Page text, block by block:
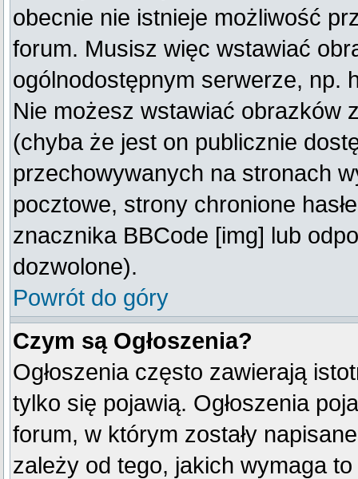
obecnie nie istnieje możliwość
forum. Musisz więc wstawiać
ogólnodostępnym serwerze, np.
Nie możesz wstawiać obrazków
(chyba że jest on publicznie
przechowywanych na stronach
pocztowe, strony chronione
znacznika BBCode [img] lub
dozwolone).
Powrót do góry
Czym są Ogłoszenia?
Ogłoszenia często zawierają
tylko się pojawią. Ogłoszenia
forum, w którym zostały
zależy od tego, jakich wymaga